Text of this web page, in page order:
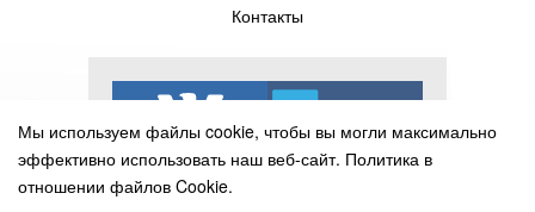
Контакты
Мы используем файлы cookie, чтобы вы могли максимально
эффективно использовать наш веб-сайт. Политика в
отношении файлов Cookie.